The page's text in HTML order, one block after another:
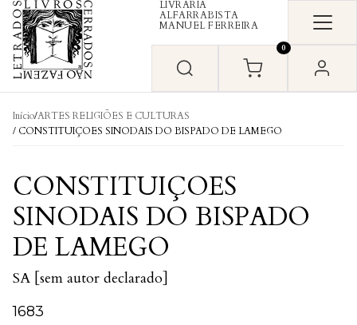
Skip to content
LIVRARIA
ALFARRABISTA
MANUEL FERREIRA
0
Início/ARTES RELIGIÕES E CULTURAS
/ CONSTITUIÇOES SINODAIS DO BISPADO DE LAMEGO
CONSTITUIÇOES
SINODAIS DO BISPADO
DE LAMEGO
SA [sem autor declarado]
1683